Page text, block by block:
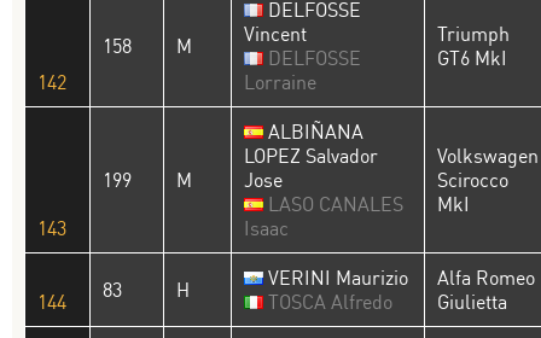
142
158 M
DELFOSSE
Vincent
DELFOSSE
Lorraine
Triumph
GT6 MkI
143
199 M
ALBIÑANA
LOPEZ Salvador
Jose
LASO CANALES
Isaac
Volkswagen
Scirocco
MkI
144 83 H
VERINI Maurizio
TOSCA Alfredo
Alfa Romeo
Giulietta